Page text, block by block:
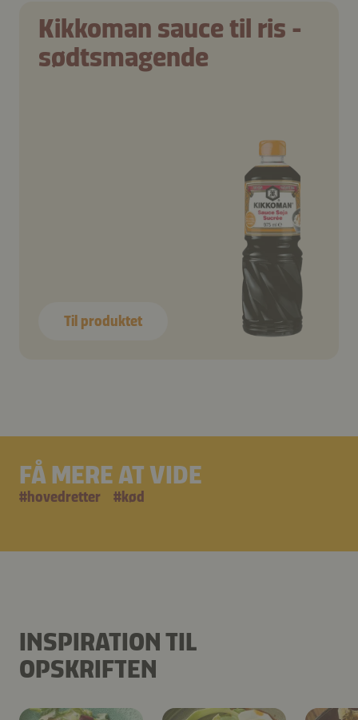
Kikkoman sauce til ris -
sødtsmagende
Til produktet
FÅ MERE AT VIDE
#hovedretter #kød
INSPIRATION TIL
OPSKRIFTEN